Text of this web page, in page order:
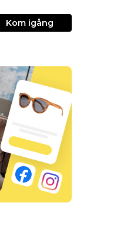
Kom igång